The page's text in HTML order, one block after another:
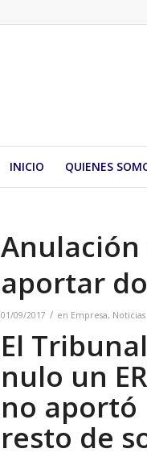
INICIO QUIENES
Anulación
aportar
01/09/2017 / en Empresa, Noticias
El
nulo un
no aportó
resto de